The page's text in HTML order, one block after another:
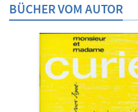
BÜCHER VOM AUTOR